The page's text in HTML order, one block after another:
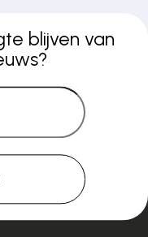
blijven van